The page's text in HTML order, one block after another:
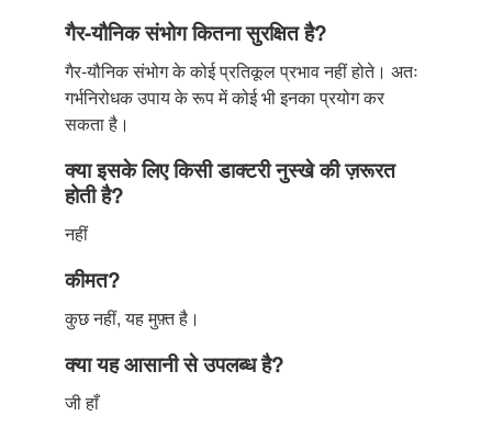
गैर-यौनिक संभोग कितना सुरक्षित है?
गैर-यौनिक संभोग के कोई प्रतिकूल प्रभाव नहीं होते। अतः
गर्भनिरोधक उपाय के रूप में कोई भी इनका प्रयोग कर
सकता है।
क्या इसके लिए किसी डाक्टरी नुस्खे की ज़रूरत
होती है?
नहीं
कीमत?
कुछ नहीं, यह मुफ़्त है।
क्या यह आसानी से उपलब्ध है?
जी हाँ